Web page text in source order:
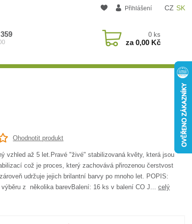
CZ SK
Přihlášení
0 ks
za0,00 Kč
Ohodnotit produkt
vzhled až 5 let.Pravé "živé" stabilizovaná květy, která jsou
což je proces, který zachovává přirozenou čerstvost
udržuje jejich brilantní barvy po mnoho let. POPIS:
výběru z několika barevBalení: 16 ks v balení CO J... celý